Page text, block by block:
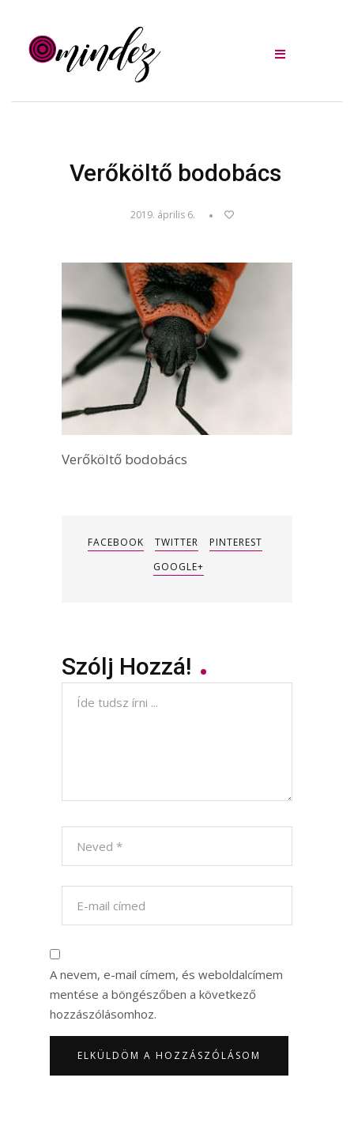
Verőköltő bodobács
2019. április 6.
Verőköltő bodobács
FACEBOOK TWITTER
PINTEREST
GOOGLE+
Szólj Hozzá!
A nevem, e-mail címem, és weboldalcímem
mentése a böngészőben a következő
hozzászólásomhoz.